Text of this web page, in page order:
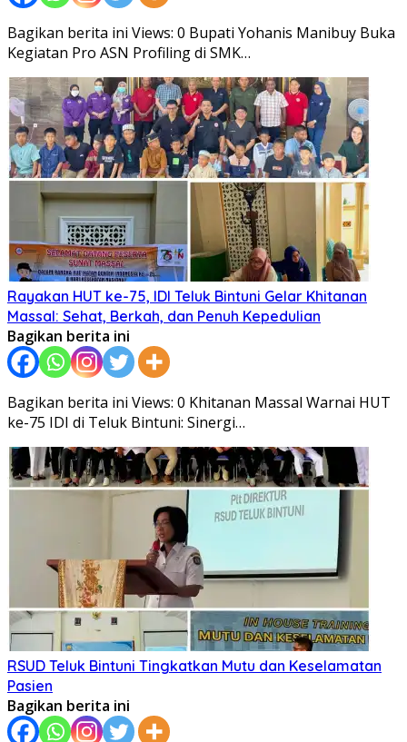
Bagikan berita ini Views: 0 Bupati Yohanis Manibuy Buka
Kegiatan Pro ASN Profiling di SMK…
Rayakan HUT ke-75, IDI Teluk Bintuni Gelar Khitanan
Massal: Sehat, Berkah, dan Penuh Kepedulian
Bagikan berita ini
Bagikan berita ini Views: 0 Khitanan Massal Warnai HUT
ke-75 IDI di Teluk Bintuni: Sinergi…
RSUD Teluk Bintuni Tingkatkan Mutu dan Keselamatan
Pasien
Bagikan berita ini